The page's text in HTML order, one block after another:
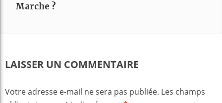
Marche ?
LAISSER UN COMMENTAIRE
Votre adresse e-mail ne sera pas publiée. Les champs